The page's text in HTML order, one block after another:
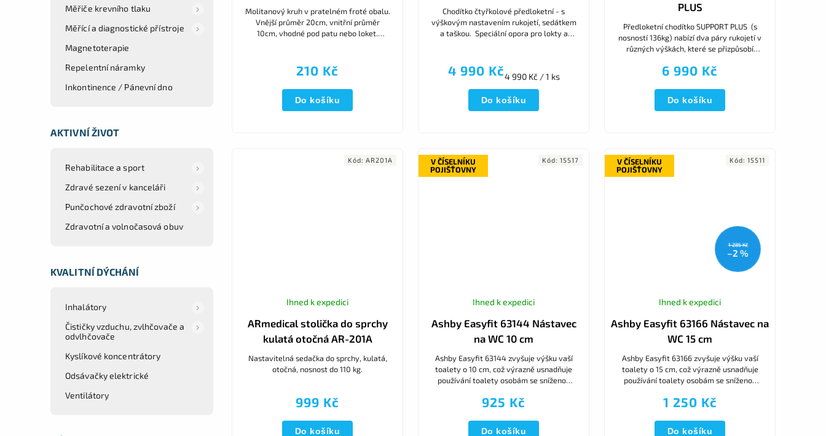
Měřiče krevního tlaku
Měřící a diagnostické přístroje
Magnetoterapie
Repelentní náramky
Inkontinence / Pánevní dno
AKTIVNÍ ŽIVOT
Rehabilitace a sport
Zdravé sezení v kanceláři
Punčochové zdravotní zboží
Zdravotní a volnočasová obuv
KVALITNÍ DÝCHÁNÍ
Inhalátory
Čističky vzduchu, zvlhčovače a
odvlhčovače
Kyslíkové koncentrátory
Odsávačky elektrické
Ventilátory
210 Kč
Do košíku
Molitanový kruh v pratelném froté obalu.
Vnější průměr 20cm, vnitřní průměr
10cm, vhodné pod patu nebo loket.
4 990 Kč4 990 Kč / 1 ks
Do košíku
Chodítko čtyřkolové předloketní - s
výškovým nastavením rukojetí, sedátkem
a taškou. Speciální opora pro lokty a
PLUS
6 990 Kč
Do košíku
Předloketní chodítko SUPPORT PLUS (s
nosností 136kg) nabízí dva páry rukojetí v
různých výškách, které se přizpůsobí
potřebám: Dolní...
ARmedical stolička do sprchy
kulatá otočná AR-201A
Ihned k expedici
999 Kč
Do košíku
Nastavitelná sedačka do sprchy, kulatá,
otočná, nosnost do 110 kg.
Kód: AR201A
V ČÍSELNÍKU
POJIŠŤOVNY
Ashby Easyfit 63144 Nástavec
na WC 10 cm
Ihned k expedici
925 Kč
Do košíku
Ashby Easyfit 63144 zvyšuje výšku vaší
toalety o 10 cm, což výrazně usnadňuje
používání toalety osobám se sníženou
hygienicky...
Kód: 15517
V ČÍSELNÍKU
POJIŠŤOVNY
1 285 Kč
–2 %
Ashby Easyfit 63166 Nástavec na
WC 15 cm
Ihned k expedici
1 250 Kč
Do košíku
Ashby Easyfit 63166 zvyšuje výšku vaší
toalety o 15 cm, což výrazně usnadňuje
používání toalety osobám se sníženou
hygienicky udržuje a...
Kód: 15511